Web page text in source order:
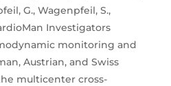
G., Wagenpfeil, S.,
Investigators
monitoring and
Austrian, and Swiss
multicenter cross-